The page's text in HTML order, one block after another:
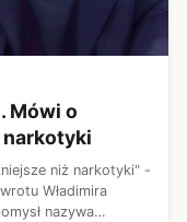
Mówi o
niż narkotyki" -
Władimira
nazywa